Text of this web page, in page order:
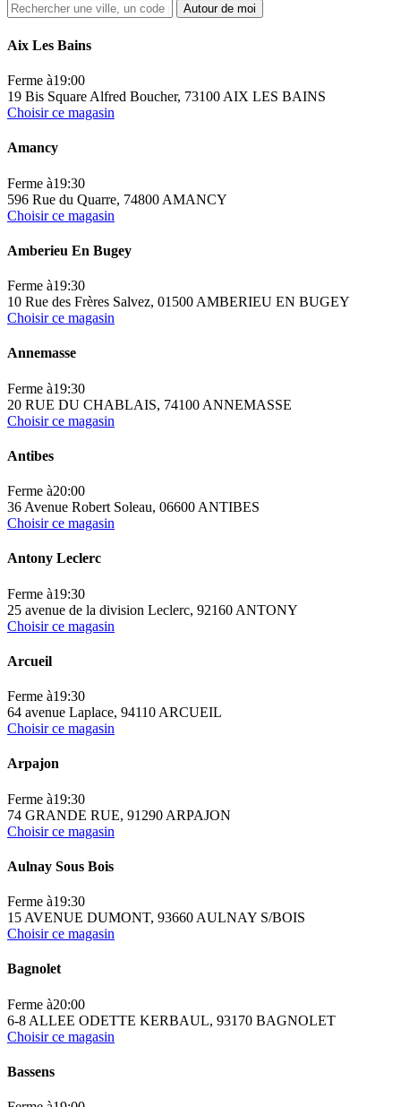
Autour de moi
Aix Les Bains
Ferme à19:00
19 Bis Square Alfred Boucher, 73100 AIX LES BAINS
Choisir ce magasin
Amancy
Ferme à19:30
596 Rue du Quarre, 74800 AMANCY
Choisir ce magasin
Amberieu En Bugey
Ferme à19:30
10 Rue des Frères Salvez, 01500 AMBERIEU EN BUGEY
Choisir ce magasin
Annemasse
Ferme à19:30
20 RUE DU CHABLAIS, 74100 ANNEMASSE
Choisir ce magasin
Antibes
Ferme à20:00
36 Avenue Robert Soleau, 06600 ANTIBES
Choisir ce magasin
Antony Leclerc
Ferme à19:30
25 avenue de la division Leclerc, 92160 ANTONY
Choisir ce magasin
Arcueil
Ferme à19:30
64 avenue Laplace, 94110 ARCUEIL
Choisir ce magasin
Arpajon
Ferme à19:30
74 GRANDE RUE, 91290 ARPAJON
Choisir ce magasin
Aulnay Sous Bois
Ferme à19:30
15 AVENUE DUMONT, 93660 AULNAY S/BOIS
Choisir ce magasin
Bagnolet
Ferme à20:00
6-8 ALLEE ODETTE KERBAUL, 93170 BAGNOLET
Choisir ce magasin
Bassens